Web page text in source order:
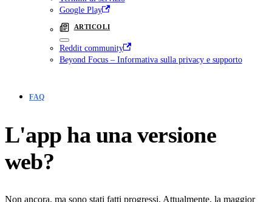
Google Play
ARTICOLI
Reddit community
Beyond Focus – Informativa sulla privacy e supporto
FAQ
L'app ha una versione
web?
Non ancora, ma sono stati fatti progressi. Attualmente, la maggior